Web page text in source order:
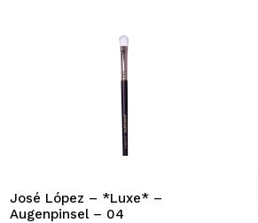
José López – *Luxe* –
Augenpinsel – 04